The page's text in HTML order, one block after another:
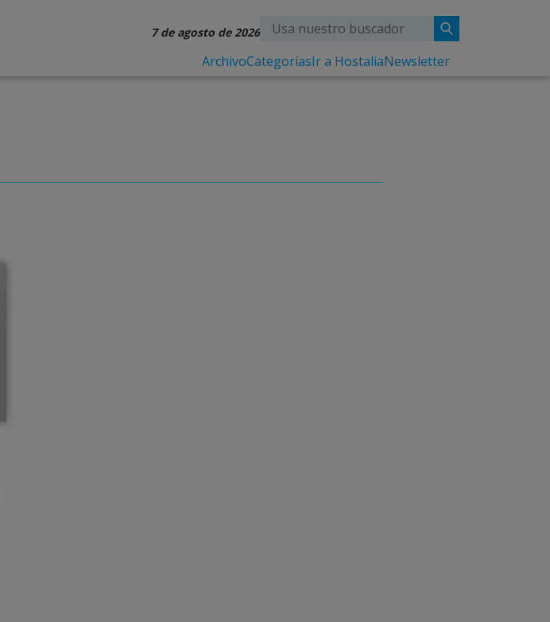
7 de agosto de 2026
ArchivoCategoríasIr a HostaliaNewsletter